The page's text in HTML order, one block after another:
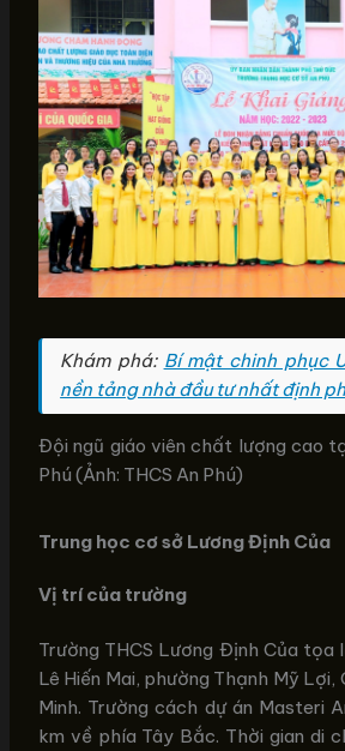
Khám phá: Bí mật chinh phục
nền tảng nhà đầu tư nhất định
Đội ngũ giáo viên chất lượng cao
Phú (Ảnh: THCS An Phú)
Trung học cơ sở Lương Định Của
Vị trí của trường
Trường THCS Lương Định Của
Lê Hiến Mai, phường Thạnh Mỹ Lợi,
Minh. Trường cách dự án Masteri
km về phía Tây Bắc. Thời gian di